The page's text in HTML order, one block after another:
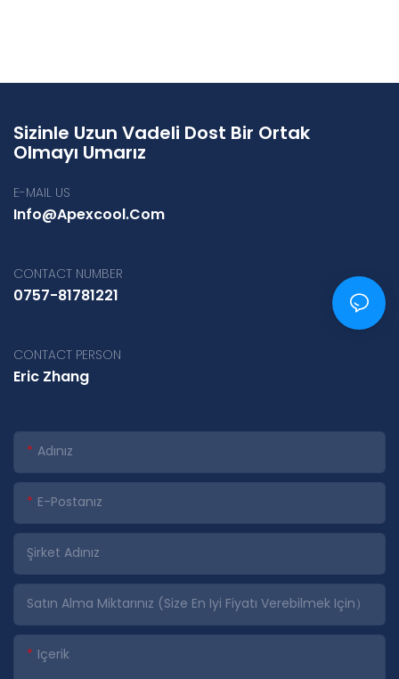
Sizinle Uzun Vadeli Dost Bir Ortak
Olmayı Umarız
E-MAIL US
Info@apexcool.com
CONTACT NUMBER
0757-81781221
CONTACT PERSON
Eric Zhang
Adınız
E-Postanız
Şirket Adınız
Satın Alma Miktarınız (Size En Iyi Fiyatı Verebilmek Için）
Içerik